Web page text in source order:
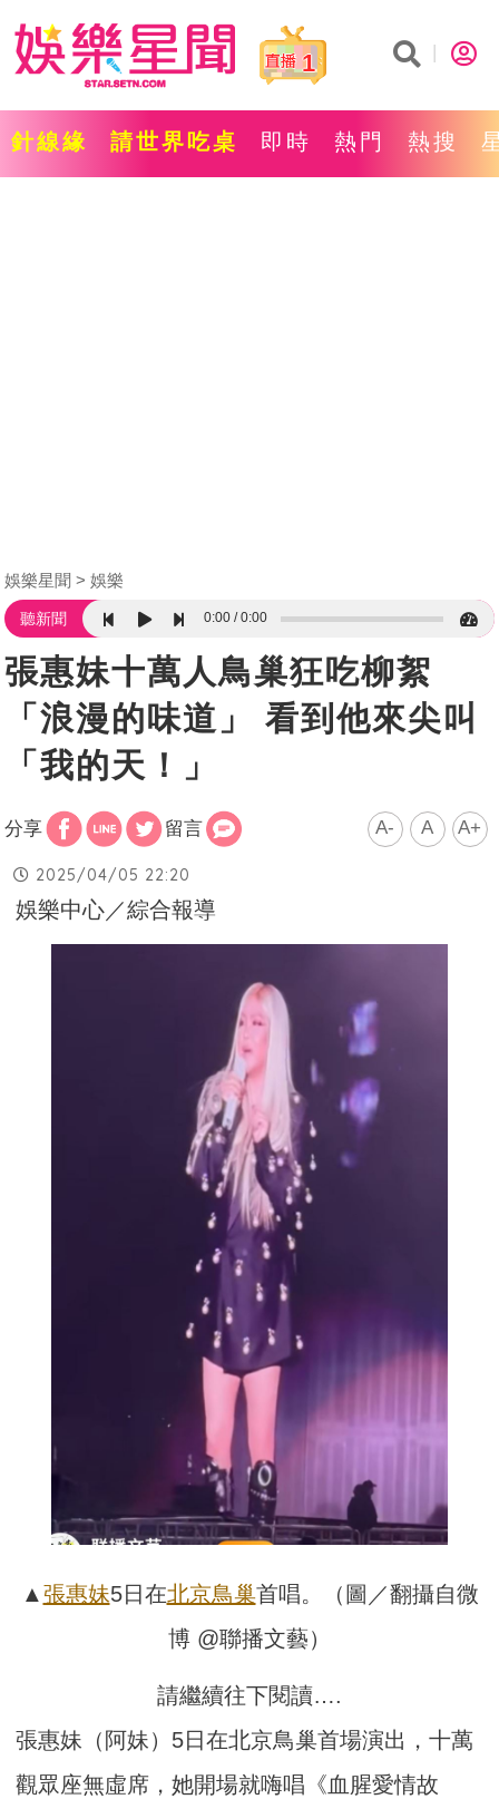
1
針線緣 請世界吃桌 即時 熱門 熱搜
娛樂星聞 娛樂
聽新聞 0:00 0:00
張惠妹十萬人鳥巢狂吃柳絮
「浪漫的味道」 看到他來尖叫
「我的天！」
分享 留言 A- A A+
2025/04/05 22:20
娛樂中心／綜合報導
▲ 張惠妹5日在北京鳥巢首唱。（圖／翻攝自微
博 @聯播文藝）
請繼續往下閱讀….
張惠妹（阿妹）5日在北京鳥巢首場演出，十萬
觀眾座無虛席，她開場就嗨唱《血腥愛情故